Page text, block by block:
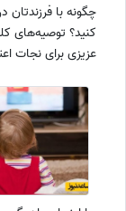
چگونه با فرزندتان
کنید؟ توصیه‌های
عزیزی برای نجات